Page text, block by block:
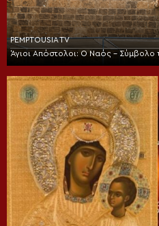
PEMPTOUSIA TV
Άγιοι Απόστολοι: Ο Ναός – Σύμβολο